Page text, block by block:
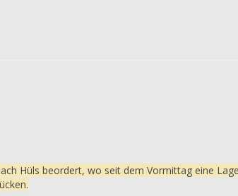
Hüls beordert, wo seit dem Vormittag eine